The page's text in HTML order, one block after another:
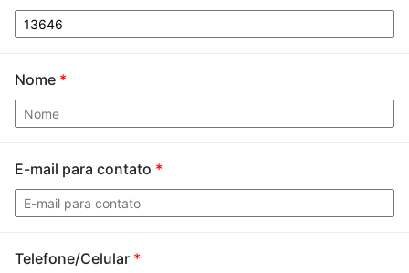
Nome *
E-mail para contato *
Telefone/Celular *